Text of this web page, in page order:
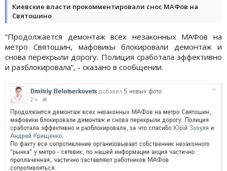
Киевские власти прокомментировали снос МАФов на
Святошино
“Продолжается демонтаж всех незаконных МАФов на
метро Святошин, мафовикы блокировали демонтаж и
снова перекрыли дорогу. Полиция сработала эффективно
и разблокировала“, - сказано в сообщении.